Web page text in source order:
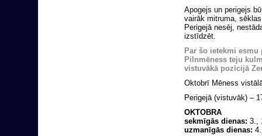
Apogejs un perigejs
vairāk mitruma,
Perigejā nesēj,
izstīdzēt.
Par šo ietekmi
Pilnmēness teju
vistuvākā pozīcijā
Oktobrī Mēness
Perigejā (vistuvāk) –
OKTOBRA
sekmīgās dienas: 3.,
uzmanīgās dienas: